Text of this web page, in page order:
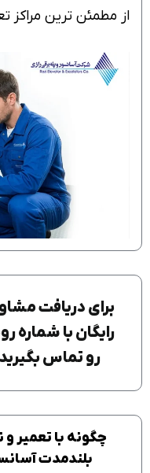
از مطمئن ترین مراکز
برای دریافت
رایگان با شماره
رو تماس بگیرید
چگونه با تعمیر
بلندمدت